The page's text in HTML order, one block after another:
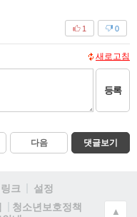
0
1
새로고침
등록
다음 댓글보기
크
설정
청소년보호정책
▲